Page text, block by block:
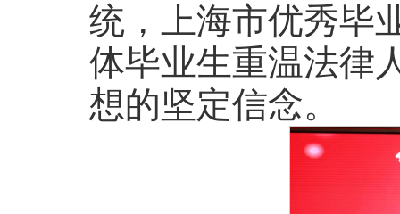
统，上海市优秀毕
体毕业生重温法律
想的坚定信念。